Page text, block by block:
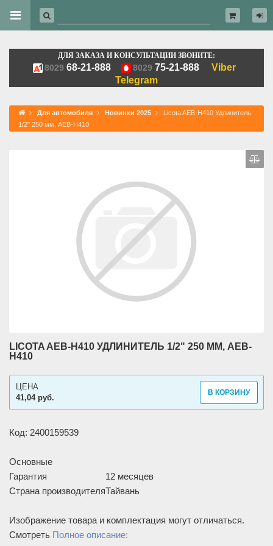
ДЛЯ ЗАКАЗА И КОНСУЛЬТАЦИИ ЗВОНИТЕ:
8029 68-21-888 8029 75-21-888
Viber
Telegram
Для автомобиля Новинки 2025
Licota AEB-H410 Удлинитель
1/2" 250 мм, AEB-H410
LICOTA AEB-H410 УДЛИНИТЕЛЬ 1/2" 250 ММ, AEB-
H410
41,04 руб.
ЦЕНА
В КОРЗИНУ
Код: 2400159539
Основные
Гарантия
12 месяцев
Страна производителяТайвань
Изображение товара и комплектация могут отличаться.
Смотреть Полное описание: